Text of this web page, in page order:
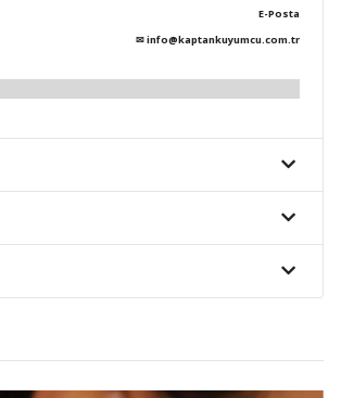
E-Posta
✉info@kaptankuyumcu.com.tr